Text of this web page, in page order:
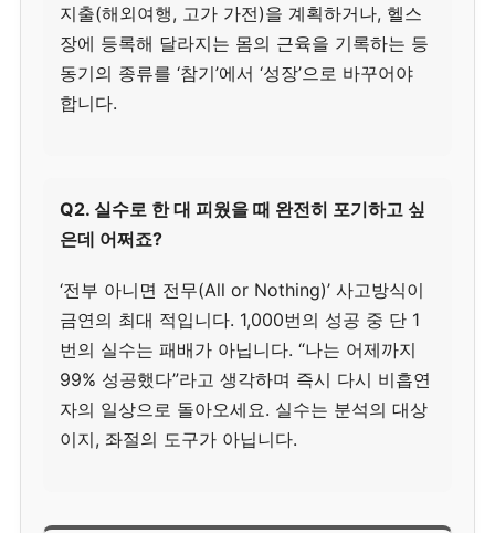
지출(해외여행, 고가 가전)을 계획하거나, 헬스
장에 등록해 달라지는 몸의 근육을 기록하는 등
동기의 종류를 ‘참기’에서 ‘성장’으로 바꾸어야
합니다.
Q2. 실수로 한 대 피웠을 때 완전히 포기하고 싶
은데 어쩌죠?
‘전부 아니면 전무(All or Nothing)’ 사고방식이
금연의 최대 적입니다. 1,000번의 성공 중 단 1
번의 실수는 패배가 아닙니다. “나는 어제까지
99% 성공했다”라고 생각하며 즉시 다시 비흡연
자의 일상으로 돌아오세요. 실수는 분석의 대상
이지, 좌절의 도구가 아닙니다.